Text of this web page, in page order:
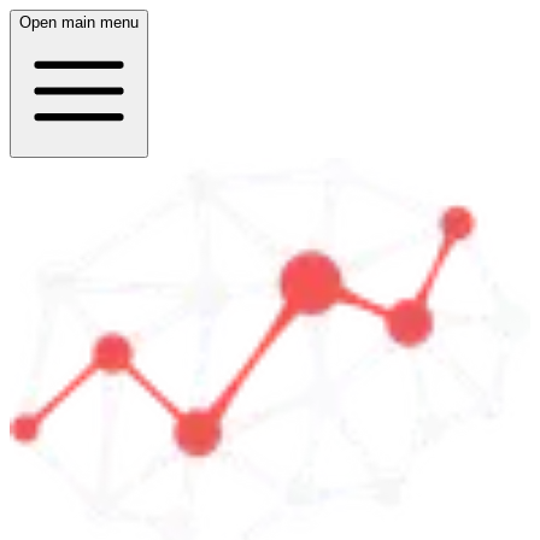
Open main menu